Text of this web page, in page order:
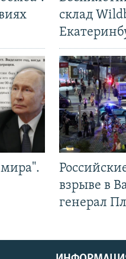
мира".
склад
взрыве в
генерал